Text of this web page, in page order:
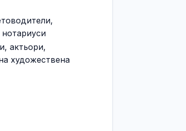
актьори,
художествена